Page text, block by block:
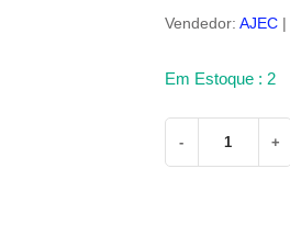
Vendedor: AJEC|
Em Estoque : 2
- +